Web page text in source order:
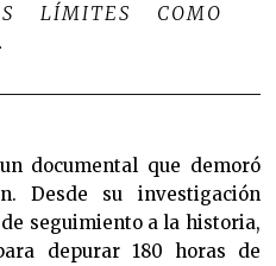
LÍMITES COMO
documental que demoró
Desde su investigación
seguimiento a la historia,
depurar 180 horas de